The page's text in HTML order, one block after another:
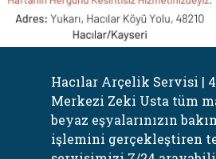
Hacılar Arçelik Servisi |
Merkezi Zeki Usta tüm
beyaz eşyalarınızın
işlemini gerçekleştiren